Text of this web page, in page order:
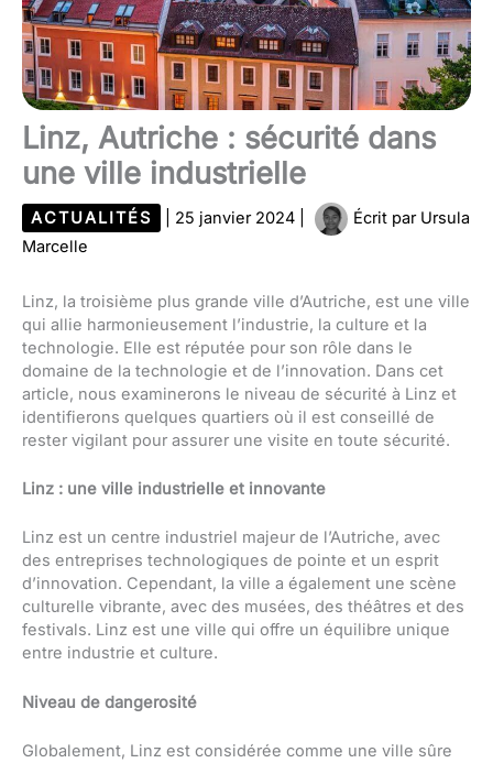
Linz, Autriche : sécurité dans
une ville industrielle
ACTUALITÉS 25 janvier 2024 Écrit par Ursula
Marcelle
Linz, la troisième plus grande ville d’Autriche, est une ville
qui allie harmonieusement l’industrie, la culture et la
technologie. Elle est réputée pour son rôle dans le
domaine de la technologie et de l’innovation. Dans cet
article, nous examinerons le niveau de sécurité à Linz et
identifierons quelques quartiers où il est conseillé de
rester vigilant pour assurer une visite en toute sécurité.
Linz : une ville industrielle et innovante
Linz est un centre industriel majeur de l’Autriche, avec
des entreprises technologiques de pointe et un esprit
d’innovation. Cependant, la ville a également une scène
culturelle vibrante, avec des musées, des théâtres et des
festivals. Linz est une ville qui offre un équilibre unique
entre industrie et culture.
Niveau de dangerosité
Globalement, Linz est considérée comme une ville sûre